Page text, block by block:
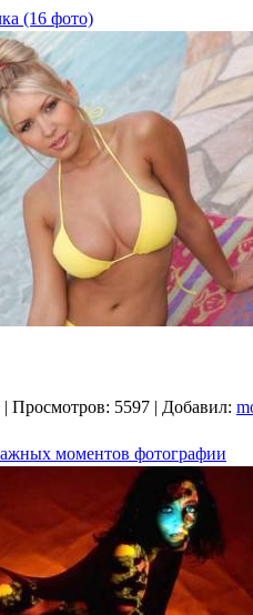
(16 фото)
| Просмотров: 5597 | Добавил:
моментов фотографии